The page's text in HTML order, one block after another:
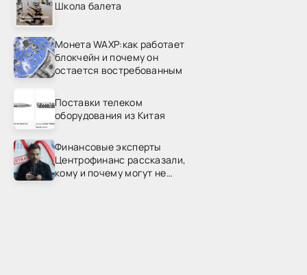
Школа балета
Монета WAXP:как работает
блокчейн и почему он
остается востребованным
Поставки телеком
оборудования из Китая
Финансовые эксперты
Центрофинанс рассказали,
кому и почему могут не